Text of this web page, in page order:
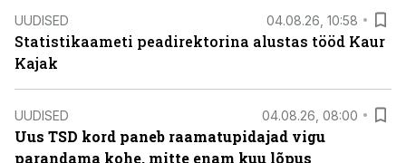
UUDISED 04.08.26, 10:58
Statistikaameti peadirektorina alustas tööd Kaur
Kajak
UUDISED 04.08.26, 08:00
Uus TSD kord paneb raamatupidajad vigu
parandama kohe, mitte enam kuu lõpus